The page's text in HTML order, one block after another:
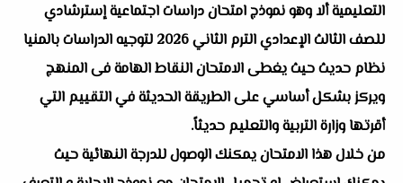
التعليمية ألا وهو نموذج امتحان دراسات اجتماعية إسترشادي
للصف الثالث الإعدادي الترم الثاني 2026 لتوجيه الدراسات بالمنيا
نظام حديث حيث يغطى الامتحان النقاط الهامة فى المنهج
ويركز بشكل أساسي على الطريقة الحديثة في التقييم التي
أقرتها وزارة التربية والتعليم حديثاً.
من خلال هذا الامتحان يمكنك الوصول للدرجة النهائية حيث